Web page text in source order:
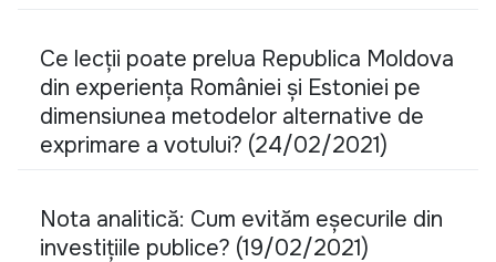
Ce lecții poate prelua Republica Moldova
din experiența României și Estoniei pe
dimensiunea metodelor alternative de
exprimare a votului? (24/02/2021)
Nota analitică: Cum evităm eșecurile din
investițiile publice? (19/02/2021)